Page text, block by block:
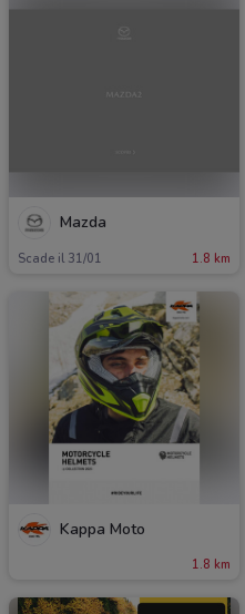
Mazda
Scade il 31/01 1.8 km
Kappa Moto
1.8 km